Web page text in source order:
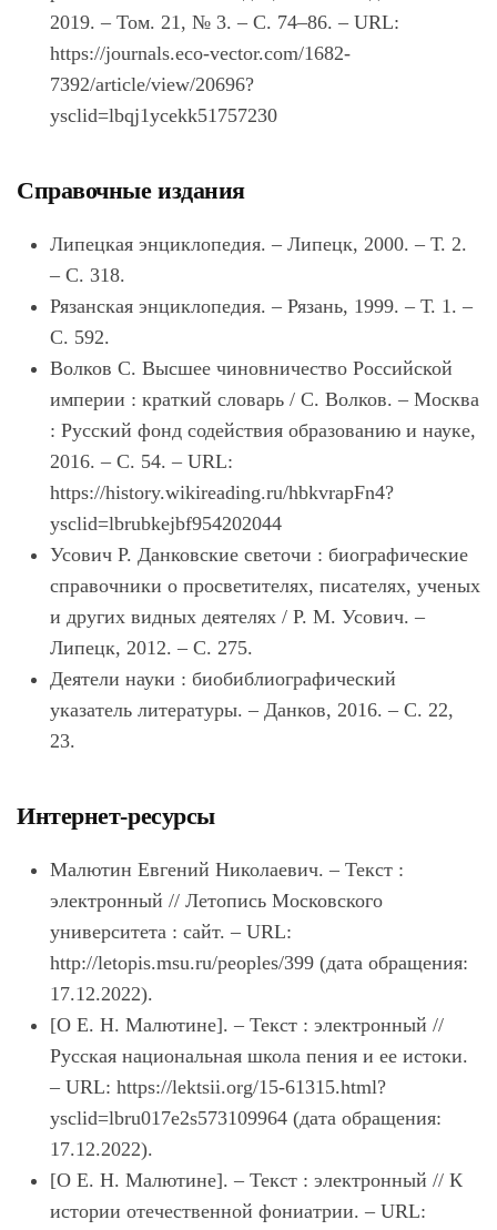
2019. – Том. 21, № 3. – С. 74–86. – URL:
https://journals.eco-vector.com/1682-
7392/article/view/20696?
ysclid=lbqj1ycekk51757230
Справочные издания
Липецкая энциклопедия. – Липецк, 2000. – Т. 2.
– С. 318.
Рязанская энциклопедия. – Рязань, 1999. – Т. 1. –
С. 592.
Волков С. Высшее чиновничество Российской
империи : краткий словарь / С. Волков. – Москва
: Русский фонд содействия образованию и науке,
2016. – С. 54. – URL:
https://history.wikireading.ru/hbkvrapFn4?
ysclid=lbrubkejbf954202044
Усович Р. Данковские светочи : биографические
справочники о просветителях, писателях, ученых
и других видных деятелях / Р. М. Усович. –
Липецк, 2012. – С. 275.
Деятели науки : биобиблиографический
указатель литературы. – Данков, 2016. – С. 22,
23.
Интернет-ресурсы
Малютин Евгений Николаевич. – Текст :
электронный // Летопись Московского
университета : сайт. – URL:
http://letopis.msu.ru/peoples/399 (дата обращения:
17.12.2022).
[О Е. Н. Малютине]. – Текст : электронный //
Русская национальная школа пения и ее истоки.
– URL: https://lektsii.org/15-61315.html?
ysclid=lbru017e2s573109964 (дата обращения:
17.12.2022).
[О Е. Н. Малютине]. – Текст : электронный // К
истории отечественной фониатрии. – URL: